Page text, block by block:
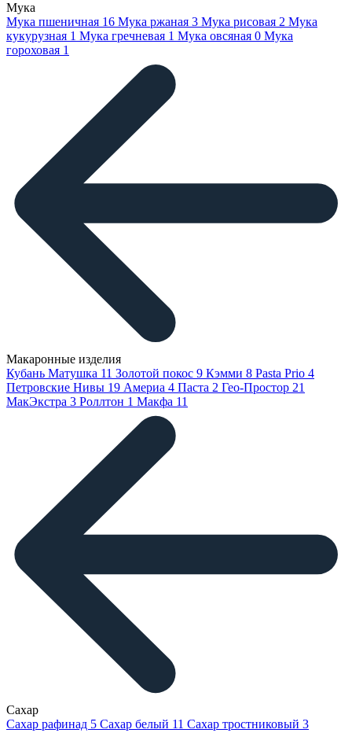
Мука
Мука пшеничная 16 Мука ржаная 3 Мука рисовая 2 Мука
кукурузная 1 Мука гречневая 1 Мука овсяная 0 Мука
гороховая 1
Макаронные изделия
Кубань Матушка 11 Золотой покос 9 Кэмми 8 Pasta Prio 4
Петровские Нивы 19 Америа 4 Паста 2 Гео-Простор 21
МакЭкстра 3 Роллтон 1 Макфа 11
Сахар
Сахар рафинад 5 Сахар белый 11 Сахар тростниковый 3